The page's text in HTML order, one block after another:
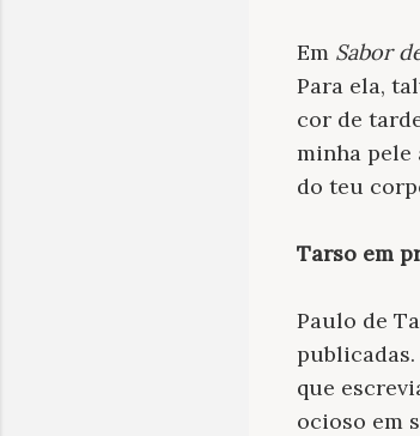
Em Sabor
Para ela,
cor de
minha pele
do teu
Tarso em
Paulo de
que
ocioso em